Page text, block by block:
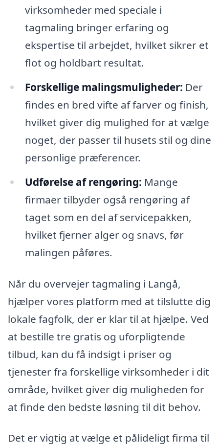
virksomheder med speciale i
tagmaling bringer erfaring og
ekspertise til arbejdet, hvilket sikrer et
flot og holdbart resultat.
Forskellige malingsmuligheder: Der
findes en bred vifte af farver og finish,
hvilket giver dig mulighed for at vælge
noget, der passer til husets stil og dine
personlige præferencer.
Udførelse af rengøring: Mange
firmaer tilbyder også rengøring af
taget som en del af servicepakken,
hvilket fjerner alger og snavs, før
malingen påføres.
Når du overvejer tagmaling i Langå,
hjælper vores platform med at tilslutte dig
lokale fagfolk, der er klar til at hjælpe. Ved
at bestille tre gratis og uforpligtende
tilbud, kan du få indsigt i priser og
tjenester fra forskellige virksomheder i dit
område, hvilket giver dig muligheden for
at finde den bedste løsning til dit behov.
Det er vigtig at vælge et pålideligt firma til